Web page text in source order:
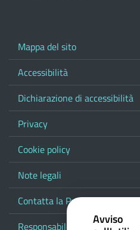
Mappa del sito
Accessibilità
Dichiarazione di accessibilità
Privacy
Cookie policy
Note legali
Contatta la Provincia
Responsabile del Avviso